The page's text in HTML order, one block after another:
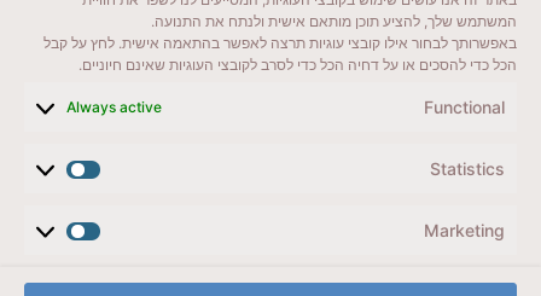
המשתמש שלך, להציע תוכן מותאם אישית ולנתח את התנועה.
באפשרותך לבחור אילו קובצי עוגיות תרצה לאפשר בהתאמה אישית. לחץ על קבל
הכל כדי להסכים או על דחיה הכל כדי לסרב לקובצי העוגיות שאינם חיוניים.
Functional
Always active
Statistics
Marketing
מדריכים ועזרים
לשליחת הודעת וואטסאפ
veyatsati.laolam@gmail.com